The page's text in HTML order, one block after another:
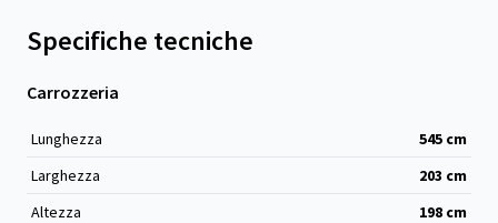
Specifiche tecniche
Carrozzeria
Lunghezza 545 cm
Larghezza
203 cm
Altezza
198 cm